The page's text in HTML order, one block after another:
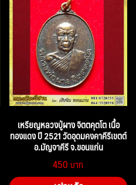
เหรียญหลวงปู่ผาง จิตตคุตโต เนื้อ
ทองแดง ปี 2521 วัดอุดมคงคาคีรีเขตต์
อ.มัญจาคีรี จ.ขอนแก่น
450